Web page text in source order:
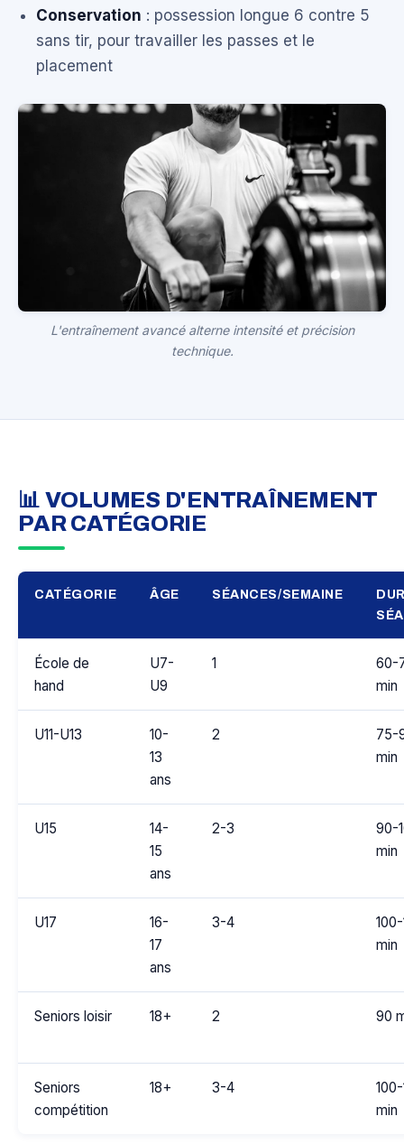
Conservation : possession longue 6 contre 5
sans tir, pour travailler les passes et le
placement
L'entraînement avancé alterne intensité et précision
technique.
📊 VOLUMES D'ENTRAÎNEMENT
PAR CATÉGORIE
CATÉGORIE ÂGE SÉANCES/SEMAINE
École de
hand
U7-
U9
1
60-
min
U11-U13
10-
13
ans
2
75-
min
U15
14-
15
ans
2-3
90-
min
U17
16-
17
ans
3-4
100-
min
Seniors loisir 18+ 2 90
Seniors
compétition
18+ 3-4
min